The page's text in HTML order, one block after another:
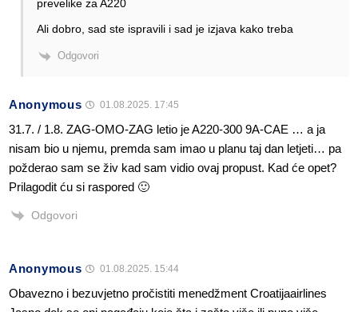
prevelike za A220
Ali dobro, sad ste ispravili i sad je izjava kako treba
Odgovori
Anonymous 01.08.2025. 17:45
31.7. / 1.8. ZAG-OMO-ZAG letio je A220-300 9A-CAE … a ja
nisam bio u njemu, premda sam imao u planu taj dan letjeti… pa
požderao sam se živ kad sam vidio ovaj propust. Kad će opet?
Prilagodit ću si raspored 🙂
Odgovori
Anonymous 01.08.2025. 15:44
Obavezno i bezuvjetno pročistiti menedžment Croatijaairlines